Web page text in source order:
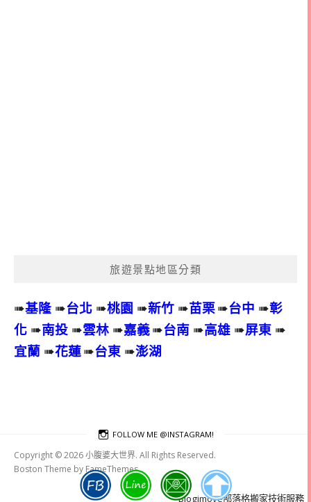
旅遊景點地區分類
➠基隆 ➠台北 ➠桃園 ➠新竹 ➠苗栗➠台中 ➠彰
化 ➠南投 ➠雲林 ➠嘉義➠台南 ➠高雄 ➠屏東 ➠
宜蘭 ➠花蓮➠台東 ➠澎湖
FOLLOW ME @INSTAGRAM!
Copyright © 2026 小腹婆大世界. All Rights Reserved.
Boston Theme by FameThemes
Blogimove部落格搬家技術服務